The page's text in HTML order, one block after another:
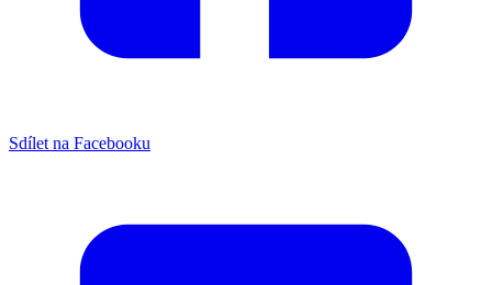
Sdílet na Facebooku